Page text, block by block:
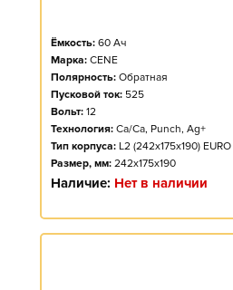
Ёмкость: 60 Ач
Марка: CENE
Полярность: Обратная
Пусковой ток: 525
Вольт: 12
Технология: Ca/Ca, Punch, Ag+
Тип корпуса: L2 (242x175x190) EURO
Размер, мм: 242x175x190
Наличие: Нет в наличии